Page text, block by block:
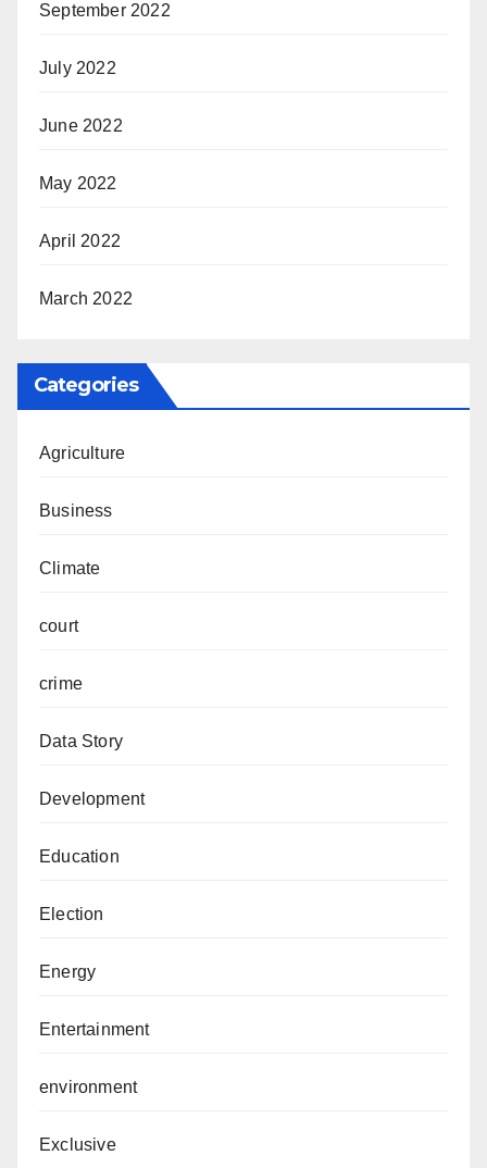
September 2022
July 2022
June 2022
May 2022
April 2022
March 2022
Categories
Agriculture
Business
Climate
court
crime
Data Story
Development
Education
Election
Energy
Entertainment
environment
Exclusive